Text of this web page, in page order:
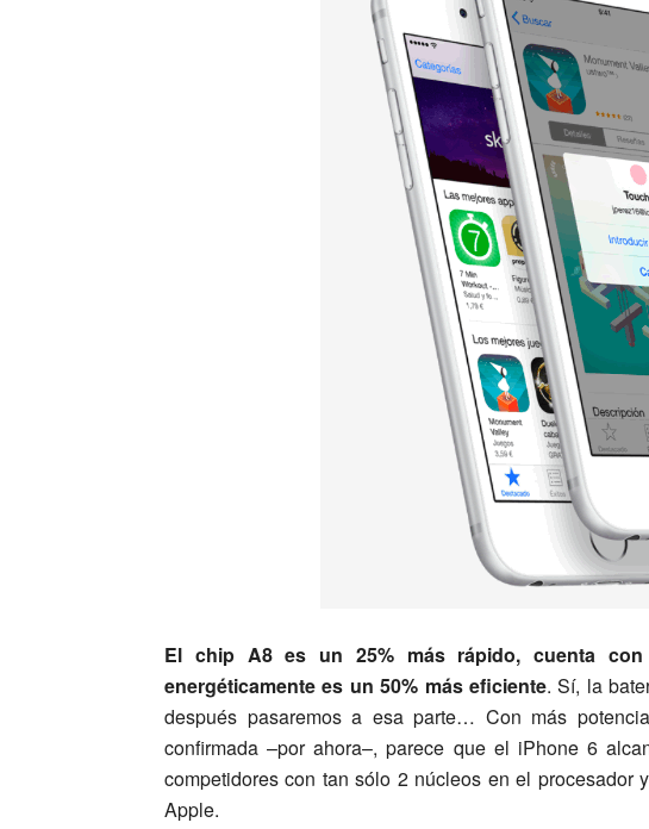
El chip A8 es un 25% más rápido, cuenta
energéticamente es un 50% más eficiente. Sí, la
después pasaremos a esa parte… Con más
confirmada –por ahora–, parece que el iPhone 6
competidores con tan sólo 2 núcleos en el procesador
Apple.